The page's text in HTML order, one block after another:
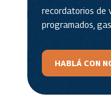
recordatorios de
programados,
HABLÁ CON